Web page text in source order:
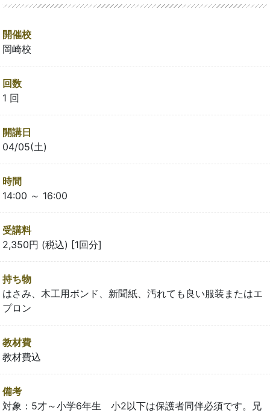
開催校
岡崎校
回数
1 回
開講日
04/05(土)
時間
14:00 ～ 16:00
受講料
2,350円 (税込) [1回分]
持ち物
はさみ、木工用ボンド、新聞紙、汚れても良い服装またはエ
プロン
教材費
教材費込
備考
対象：5才～小学6年生 小2以下は保護者同伴必須です。兄